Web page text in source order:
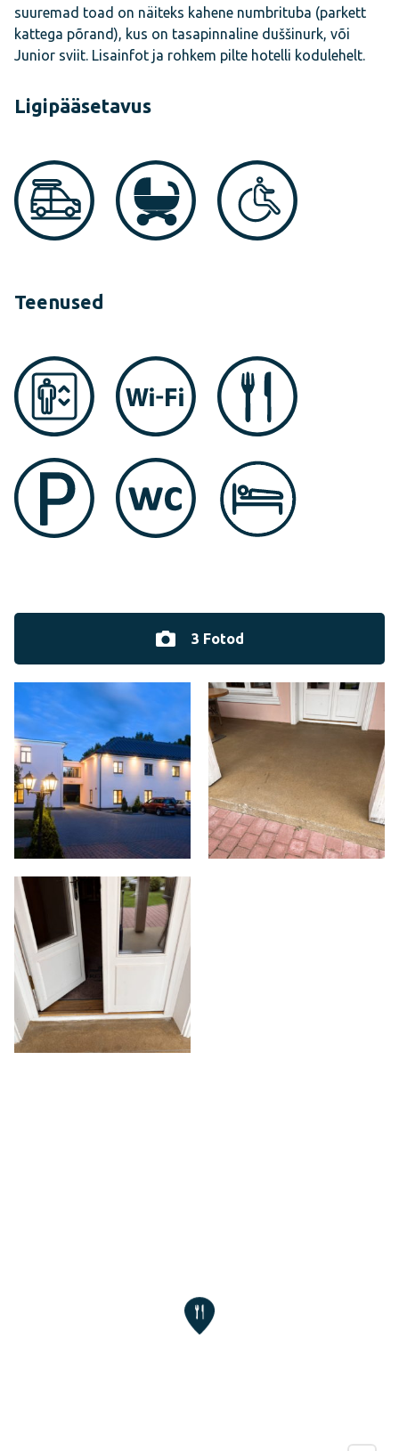
suuremad toad on näiteks kahene numbrituba (parkett
kattega põrand), kus on tasapinnaline duššinurk, või
Junior sviit. Lisainfot ja rohkem pilte hotelli kodulehelt.
Ligipääsetavus
Teenused
3 Fotod